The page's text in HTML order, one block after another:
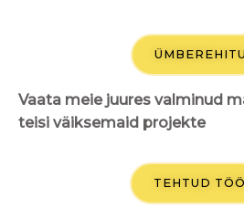
Vaata meie juures valminud
teisi väiksemaid projekte
TEHTUD